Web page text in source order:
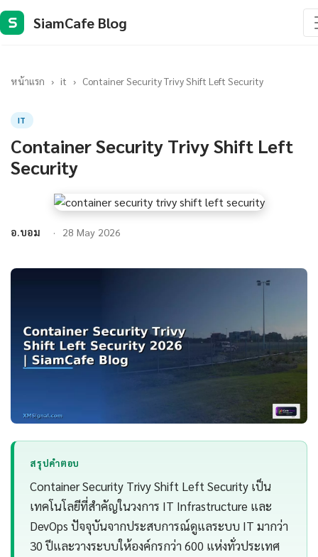
S SiamCafe Blog
หน้าแรก › it › Container Security Trivy Shift Left Security
IT
Container Security Trivy Shift Left
Security
อ.บอม 28 May 2026
สรุปคำตอบ
Container Security Trivy Shift Left Security เป็น
เทคโนโลยีที่สำคัญในวงการ IT Infrastructure และ
DevOps ปัจจุบันจากประสบการณ์ดูแลระบบ IT มากว่า
30 ปีและวางระบบให้องค์กรกว่า 600 แห่งทั่วประเทศ